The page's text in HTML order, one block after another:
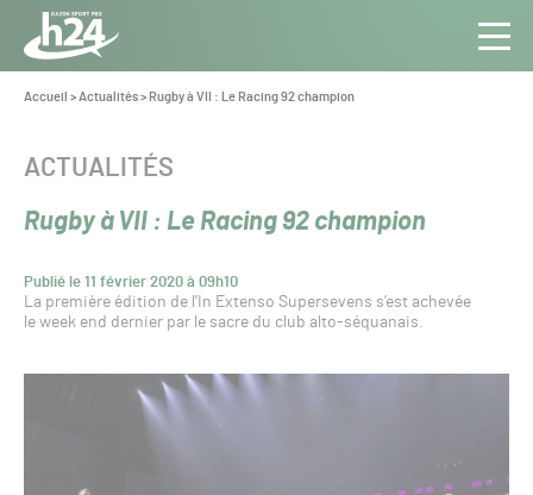
Panneau de gestion des cookies
Aller au contenu
Toute
l’info
Pro
Vous
Accueil >Actualités> Rugby à VII : Le Racing 92 champion
Rugby à VII : Le Racing 92 champion
Publié le 11 février 2020 à 09h10
CATÉGORIE :
ACTUALITÉS
La première édition de l’In Extenso Supersevens s’est achevée
le week end dernier par le sacre du club alto-séquanais.